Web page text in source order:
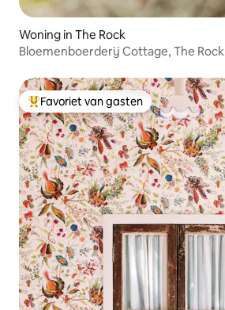
Woning in The Rock
Bloemenboerderij Cottage, The Rock
Topfavoriet van gasten
Favoriet van gasten